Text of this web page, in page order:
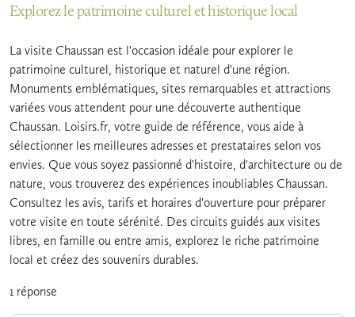
Explorez le patrimoine culturel et historique local
La visite Chaussan est l'occasion idéale pour explorer le
patrimoine culturel, historique et naturel d'une région.
Monuments emblématiques, sites remarquables et attractions
variées vous attendent pour une découverte authentique
Chaussan. Loisirs.fr, votre guide de référence, vous aide à
sélectionner les meilleures adresses et prestataires selon vos
envies. Que vous soyez passionné d'histoire, d'architecture ou de
nature, vous trouverez des expériences inoubliables Chaussan.
Consultez les avis, tarifs et horaires d'ouverture pour préparer
votre visite en toute sérénité. Des circuits guidés aux visites
libres, en famille ou entre amis, explorez le riche patrimoine
local et créez des souvenirs durables.
1 réponse